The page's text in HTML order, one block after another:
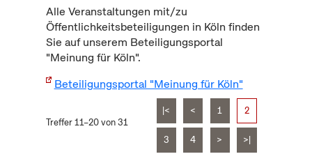
Alle Veranstaltungen mit/zu
Öffentlichkeitsbeteiligungen in Köln finden
Sie auf unserem Beteiligungsportal
"Meinung für Köln".
Beteiligungsportal "Meinung für Köln"
Treffer 11–20 von 31
|< < 1 2
3 4 > >|